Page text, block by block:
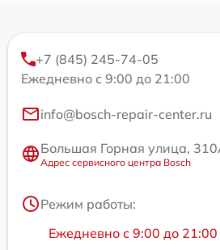
+7 (845) 245-74-05
Ежедневно с 9:00 до 21:00
info@bosch-repair-center.ru
Большая Горная улица,
Адрес сервисного центра Bosch
Режим работы:
Ежедневно с 9:00 до 21:00